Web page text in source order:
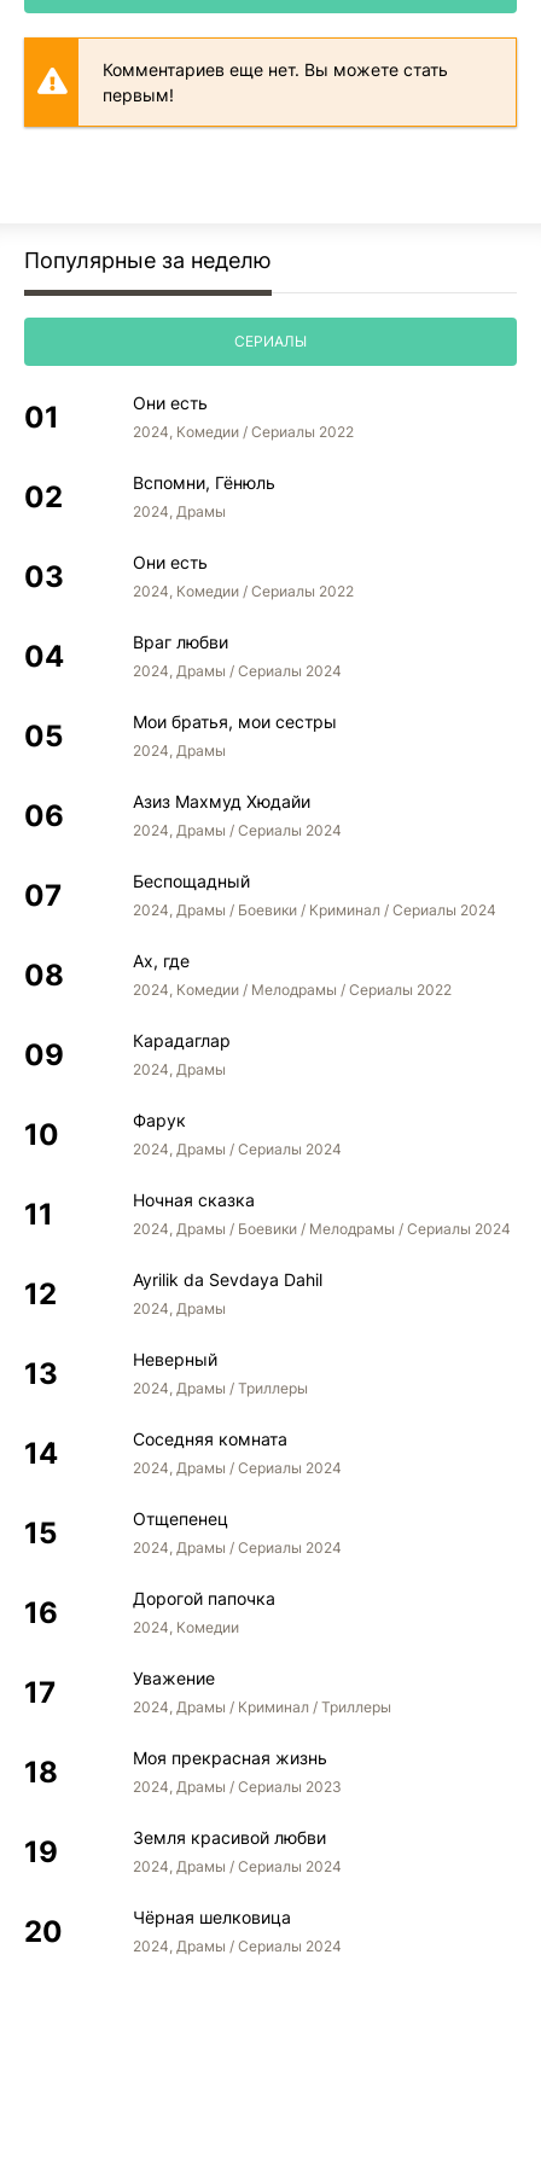
Комментариев еще нет. Вы можете стать
первым!
Популярные за неделю
СЕРИАЛЫ
Они есть
2024, Комедии / Сериалы 2022
Вспомни, Гёнюль
2024, Драмы
Они есть
2024, Комедии / Сериалы 2022
Враг любви
2024, Драмы / Сериалы 2024
Мои братья, мои сестры
2024, Драмы
Азиз Махмуд Хюдайи
2024, Драмы / Сериалы 2024
Беспощадный
2024, Драмы / Боевики / Криминал / Сериалы 2024
Ах, где
2024, Комедии / Мелодрамы / Сериалы 2022
Карадаглар
2024, Драмы
Фарук
2024, Драмы / Сериалы 2024
Ночная сказка
2024, Драмы / Боевики / Мелодрамы / Сериалы 2024
Ayrilik da Sevdaya Dahil
2024, Драмы
Неверный
2024, Драмы / Триллеры
Соседняя комната
2024, Драмы / Сериалы 2024
Отщепенец
2024, Драмы / Сериалы 2024
Дорогой папочка
2024, Комедии
Уважение
2024, Драмы / Криминал / Триллеры
Моя прекрасная жизнь
2024, Драмы / Сериалы 2023
Земля красивой любви
2024, Драмы / Сериалы 2024
Чёрная шелковица
2024, Драмы / Сериалы 2024